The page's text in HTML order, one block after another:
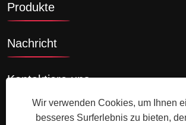
Produkte
Nachricht
Kontaktiere uns
Wir verwenden Cookies, um Ihnen
besseres Surferlebnis zu bieten,